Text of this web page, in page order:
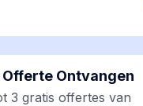
Ontvangen
3 gratis offertes van